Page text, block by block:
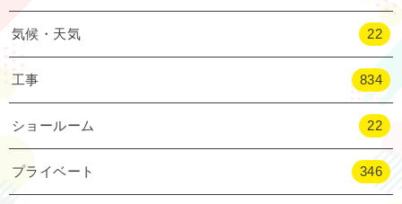
気候・天気 22
工事 834
ショールーム 22
プライベート 346